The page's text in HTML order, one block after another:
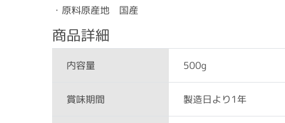
・原料原産地 国産
商品詳細
内容量 500g
賞味期間 製造日より1年